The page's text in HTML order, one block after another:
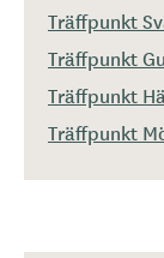
Träffpunkt
Träffpunkt
Träffpunkt
Träffpunkt